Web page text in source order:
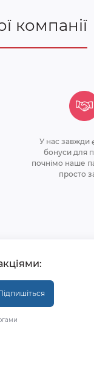
компанії
У нас завжди
бонуси для
почнiмо наше
просто